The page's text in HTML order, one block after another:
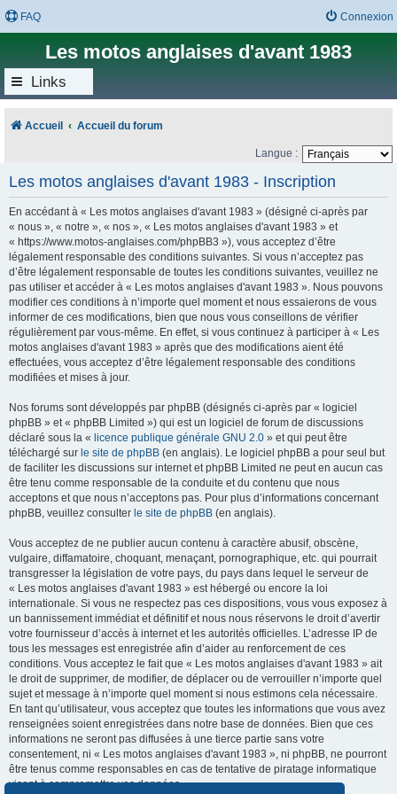
FAQ Connexion
Les motos anglaises d'avant 1983
Links
Accueil Accueil du forum
Langue :
Les motos anglaises d'avant 1983 - Inscription
En accédant à « Les motos anglaises d'avant 1983 » (désigné ci-après par
« nous », « notre », « nos », « Les motos anglaises d'avant 1983 » et
« https://www.motos-anglaises.com/phpBB3 »), vous acceptez d’être
légalement responsable des conditions suivantes. Si vous n’acceptez pas
d’être légalement responsable de toutes les conditions suivantes, veuillez ne
pas utiliser et accéder à « Les motos anglaises d'avant 1983 ». Nous pouvons
modifier ces conditions à n’importe quel moment et nous essaierons de vous
informer de ces modifications, bien que nous vous conseillons de vérifier
régulièrement par vous-même. En effet, si vous continuez à participer à « Les
motos anglaises d'avant 1983 » après que des modifications aient été
effectuées, vous acceptez d’être légalement responsable des conditions
modifiées et mises à jour.
Nos forums sont développés par phpBB (désignés ci-après par « logiciel
phpBB » et « phpBB Limited ») qui est un logiciel de forum de discussions
déclaré sous la « licence publique générale GNU 2.0 » et qui peut être
téléchargé sur le site de phpBB (en anglais). Le logiciel phpBB a pour seul but
de faciliter les discussions sur internet et phpBB Limited ne peut en aucun cas
être tenu comme responsable de la conduite et du contenu que nous
acceptons et que nous n’acceptons pas. Pour plus d’informations concernant
phpBB, veuillez consulter le site de phpBB (en anglais).
Vous acceptez de ne publier aucun contenu à caractère abusif, obscène,
vulgaire, diffamatoire, choquant, menaçant, pornographique, etc. qui pourrait
transgresser la législation de votre pays, du pays dans lequel le serveur de
« Les motos anglaises d'avant 1983 » est hébergé ou encore la loi
internationale. Si vous ne respectez pas ces dispositions, vous vous exposez à
un bannissement immédiat et définitif et nous nous réservons le droit d’avertir
votre fournisseur d’accès à internet et les autorités officielles. L’adresse IP de
tous les messages est enregistrée afin d’aider au renforcement de ces
conditions. Vous acceptez le fait que « Les motos anglaises d'avant 1983 » ait
le droit de supprimer, de modifier, de déplacer ou de verrouiller n’importe quel
sujet et message à n’importe quel moment si nous estimons cela nécessaire.
En tant qu’utilisateur, vous acceptez que toutes les informations que vous avez
renseignées soient enregistrées dans notre base de données. Bien que ces
informations ne seront pas diffusées à une tierce partie sans votre
consentement, ni « Les motos anglaises d'avant 1983 », ni phpBB, ne pourront
être tenus comme responsables en cas de tentative de piratage informatique
visant à compromettre vos données.